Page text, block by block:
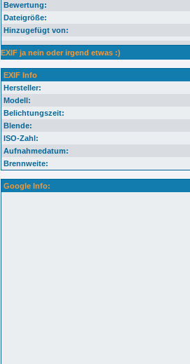
Bewertung:
Dateigröße:
Hinzugefügt von:
EXIF ja nein oder irgend etwas :)
EXIF Info
Hersteller:
Modell:
Belichtungszeit:
Blende:
ISO-Zahl:
Aufnahmedatum:
Brennweite:
Google Info: